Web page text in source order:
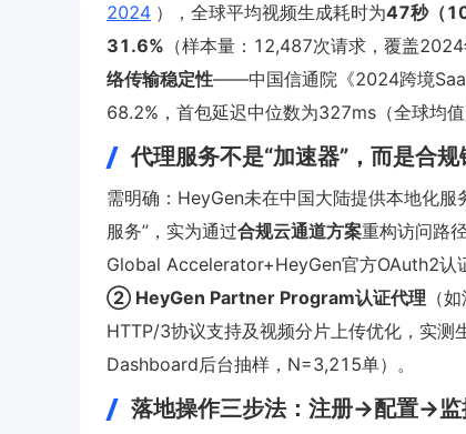
2024 ），全球平均视频生成耗时为47秒（
31.6% （样本量：12,487次请求，覆盖
络传输稳定性——中国信通院《2024跨境
68.2%，首包延迟中位数为327ms（全球均值
代理服务不是“加速器”，而是合
需明确：HeyGen未在中国大陆提供本地化服
服务”，实为通过合规云通道方案重构访问路
Global Accelerator+HeyGen官方OAuth2认
② HeyGen Partner Program认证代理 （
HTTP/3协议支持及视频分片上传优化，实
Dashboard后台抽样，N=3,215单）。
落地操作三步法：注册→配置→监